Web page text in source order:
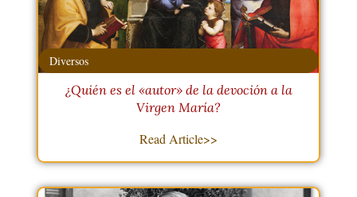
Diversos
¿Quién es el «autor» de la devoción a la
Virgen María?
Read Article>>